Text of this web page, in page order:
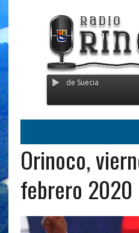
desde Suecia
Orinoco,
febrero 2020